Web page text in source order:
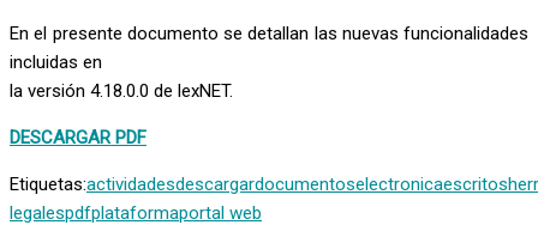
En el presente documento se detallan las nuevas funcionalidades
incluidas en
la versión 4.18.0.0 de lexNET.
DESCARGAR PDF
Etiquetas:actividadesdescargardocumentoselectronicaescritos
legalespdfplataformaportal web